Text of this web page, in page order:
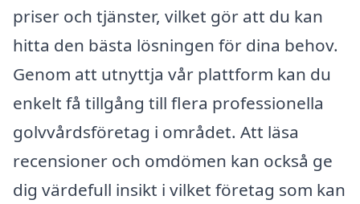
priser och tjänster, vilket gör att du kan
hitta den bästa lösningen för dina behov.
Genom att utnyttja vår plattform kan du
enkelt få tillgång till flera professionella
golvvårdsföretag i området. Att läsa
recensioner och omdömen kan också ge
dig värdefull insikt i vilket företag som kan